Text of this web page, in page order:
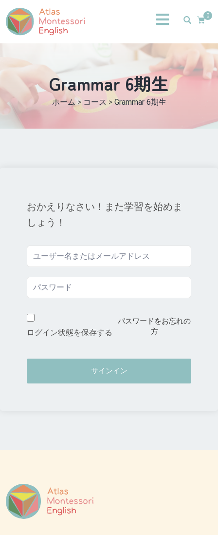
0
Grammar 6期生
ホーム> コース > Grammar 6期生
おかえりなさい！また学習を始めま
しょう！
ログイン状態を保存する
パスワードをお忘れの
方
サインイン